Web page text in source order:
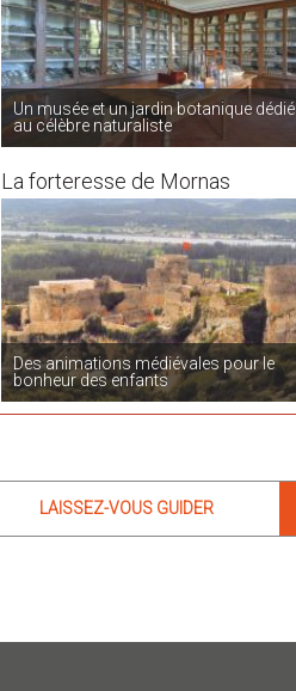
Un musée et un jardin botanique dédié
au célèbre naturaliste
La forteresse de Mornas
Des animations médiévales pour le
bonheur des enfants
LAISSEZ-VOUS GUIDER